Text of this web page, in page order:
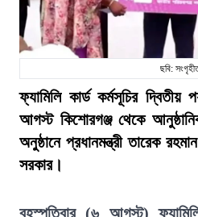
ছবি:
ফ্যামিলি কার্ড কর্মসূচির দ্বিতীয়
আগস্ট কিশোরগঞ্জ থেকে
অনুষ্ঠানে প্রধানমন্ত্রী তারেক
সরকার।
বৃহস্পতিবার (৬ আগস্ট) ফ্যামিলি